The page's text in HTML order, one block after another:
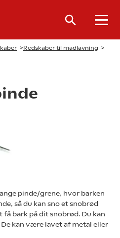
>Redskaber til madlavning >
pinde/grene, hvor barken
så du kan sno et snobrød
få bark på dit snobrød. Du kan
kan være lavet af metal eller